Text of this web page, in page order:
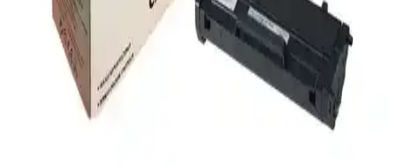
Yazıcılar, dijital bilgileri kağıda aktaran temel cihazlardır. Mürekkep
püskürtmeli, lazer, termal ve nokta vuruşlu türleriyle farklı
ihtiyaçlara hizmet eder. Teknolojideki gelişmelerle baskı çözümleri
çeşitleniyor.
Canon LBP3010B Toner Seçimi ve Bakımı:
Yazıcınız İçin Doğru Toner Rehberi